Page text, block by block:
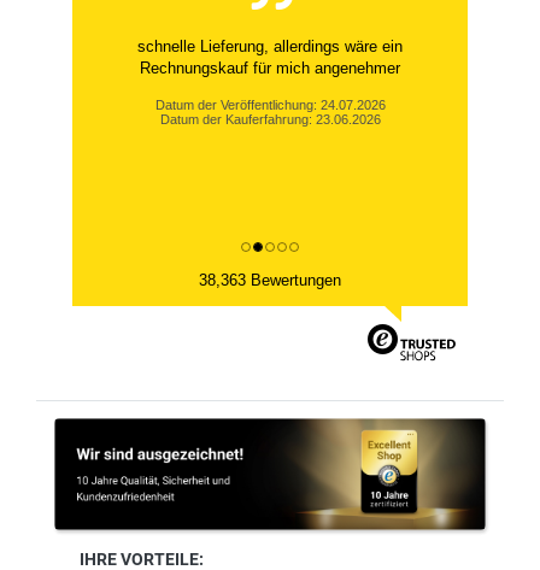
schnelle Lieferung, allerdings wäre ein
Rechnungskauf für mich angenehmer
Datum der Veröffentlichung: 24.07.2026
Datum der Kauferfahrung: 23.06.2026
38,363 Bewertungen
IHRE VORTEILE: